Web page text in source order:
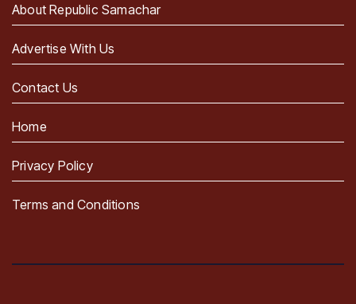
About Republic Samachar
Advertise With Us
Contact Us
Home
Privacy Policy
Terms and Conditions